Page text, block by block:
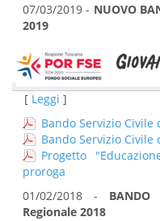
07/03/2019 - NUOVO
2019
[ Leggi ]
Bando Servizio Civile
Bando Servizio Civile
Progetto
proroga
01/02/2018 -
Regionale 2018